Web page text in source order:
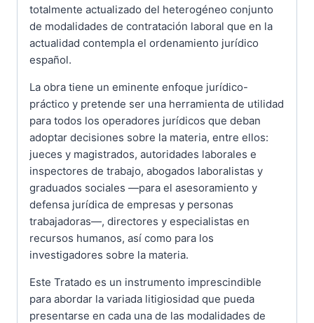
totalmente actualizado del heterogéneo conjunto
de modalidades de contratación laboral que en la
actualidad contempla el ordenamiento jurídico
español.
La obra tiene un eminente enfoque jurídico-
práctico y pretende ser una herramienta de utilidad
para todos los operadores jurídicos que deban
adoptar decisiones sobre la materia, entre ellos:
jueces y magistrados, autoridades laborales e
inspectores de trabajo, abogados laboralistas y
graduados sociales —para el asesoramiento y
defensa jurídica de empresas y personas
trabajadoras—, directores y especialistas en
recursos humanos, así como para los
investigadores sobre la materia.
Este Tratado es un instrumento imprescindible
para abordar la variada litigiosidad que pueda
presentarse en cada una de las modalidades de